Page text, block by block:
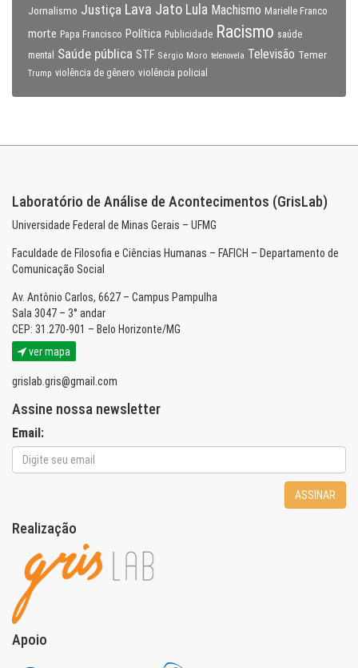
Jornalismo Justiça Lava Jato Lula Machismo Marielle Franco
morte Papa Francisco Política Publicidade Racismo saúde
mental
Saúde pública STF Sérgio Moro telenovela Televisão Temer
Trump violência de gênero violência policial
Laboratório de Análise de Acontecimentos (GrisLab)
Universidade Federal de Minas Gerais – UFMG
Faculdade de Filosofia e Ciências Humanas – FAFICH – Departamento de
Comunicação Social
Av. Antônio Carlos, 6627 – Campus Pampulha
Sala 3047 – 3° andar
CEP: 31.270-901 – Belo Horizonte/MG
ver mapa
grislab.gris@gmail.com
Assine nossa newsletter
Email:
ASSINAR
Realização
Apoio